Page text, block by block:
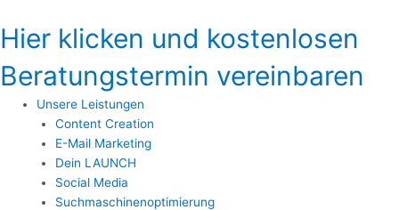
Inhalt
springen
Hier klicken und kostenlosen
Beratungstermin vereinbaren
Unsere Leistungen
Content Creation
E-Mail Marketing
Dein LAUNCH
Social Media
Suchmaschinenoptimierung